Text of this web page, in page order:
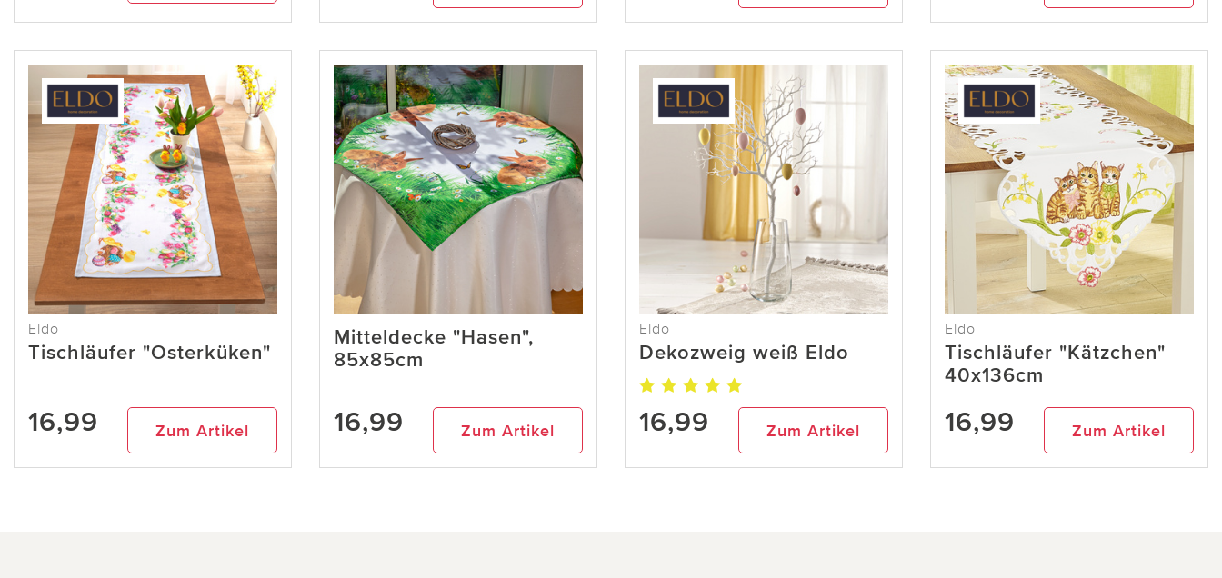
Eldo
Tischläufer "Osterküken"
16,99 Zum Artikel
Mitteldecke "Hasen",
85x85cm
16,99 Zum Artikel
Eldo
Dekozweig weiß Eldo
16,99 Zum Artikel
Eldo
Tischläufer "Kätzchen"
40x136cm
16,99 Zum Artikel